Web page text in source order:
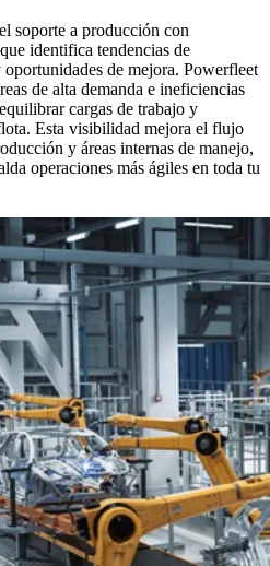
soporte a producción con
identifica tendencias de
de mejora. Powerfleet
de alta demanda e ineficiencias
cargas de trabajo y
Esta visibilidad mejora el flujo
y áreas internas de manejo,
operaciones más ágiles en toda tu